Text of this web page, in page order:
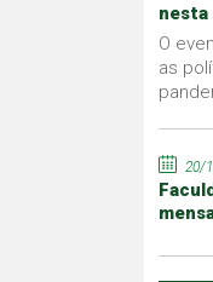
O
as
20/